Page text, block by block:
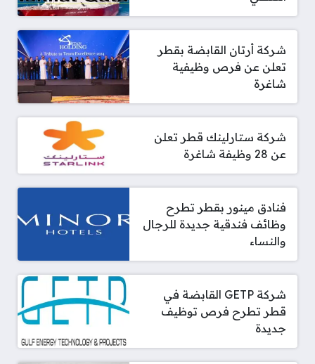
شركة أرتان القابضة بقطر
تعلن عن فرص وظيفية
شاغرة
شركة ستارلينك قطر تعلن
عن 28 وظيفة شاغرة
فنادق مينور بقطر تطرح
وظائف فندقية جديدة للرجال
والنساء
شركة GETP القابضة في
قطر تطرح فرص توظيف
جديدة